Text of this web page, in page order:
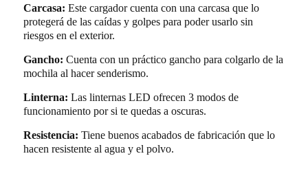
Carcasa: Este cargador cuenta con una carcasa que lo
protegerá de las caídas y golpes para poder usarlo sin
riesgos en el exterior.
Gancho: Cuenta con un práctico gancho para colgarlo de la
mochila al hacer senderismo.
Linterna: Las linternas LED ofrecen 3 modos de
funcionamiento por si te quedas a oscuras.
Resistencia: Tiene buenos acabados de fabricación que lo
hacen resistente al agua y el polvo.